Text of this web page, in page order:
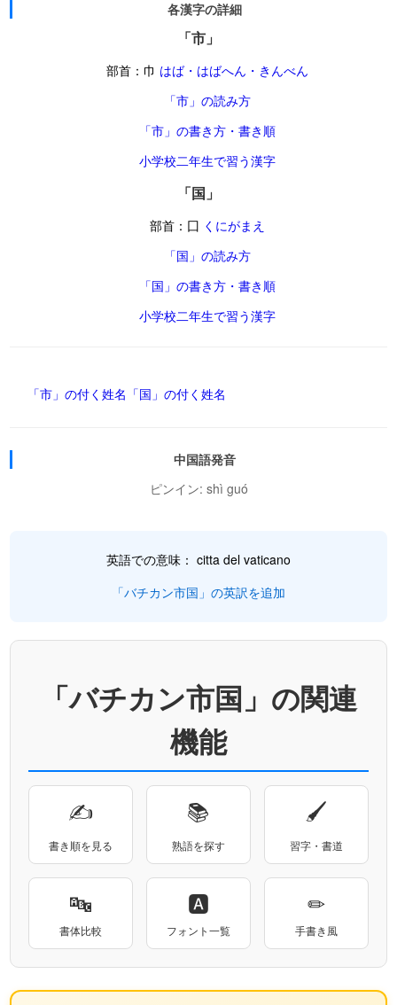
各漢字の詳細
「市」
部首：巾 はば・はばへん・きんべん
「市」の読み方
「市」の書き方・書き順
小学校二年生で習う漢字
「国」
部首：囗 くにがまえ
「国」の読み方
「国」の書き方・書き順
小学校二年生で習う漢字
「市」の付く姓名 「国」の付く姓名
中国語発音
ピンイン: shì guó
英語での意味： citta del vaticano
「バチカン市国」の英訳を追加
「バチカン市国」の関連
機能
✍
書き順を見る
📚
熟語を探す
🖌
習字・書道
🔤
書体比較
🅰
フォント一覧
✏
手書き風